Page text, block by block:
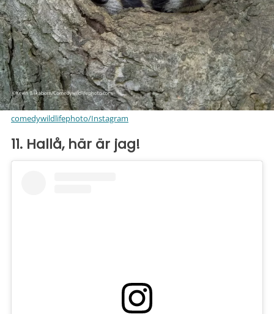
comedywildlifephoto/Instagram
11. Hallå, här är jag!